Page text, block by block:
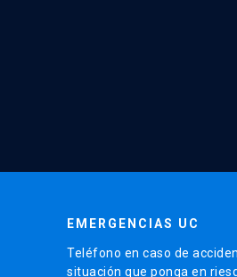
EMERGENCIAS UC
Teléfono en caso de
situación que ponga en